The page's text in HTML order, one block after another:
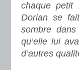
chaque petit
Dorian se
sombre
qu’elle lui
d’autres